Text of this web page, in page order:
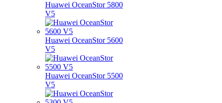
Huawei OceanStor 5800
V5
Huawei OceanStor 5600
V5
Huawei OceanStor 5500
V5